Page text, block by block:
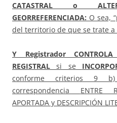
CATASTRAL o
GEORREFERENCIADA: O sea,
del territorio de que se trate a
Y Registrador
REGISTRAL si se
conforme criterios 9 b)
correspondencia ENTRE
APORTADA y DESCRIPCIÓN